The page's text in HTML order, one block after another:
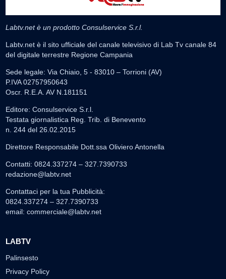
Labtv.net è un prodotto Consulservice S.r.l.
Labtv.net è il sito ufficiale del canale televisivo di Lab Tv canale 84
del digitale terrestre Regione Campania
Sede legale: Via Chiaio, 5 - 83010 – Torrioni (AV)
P.IVA 02757950643
Oscr. R.E.A. AV N.181151
Editore: Consulservice S.r.l.
Testata giornalistica Reg. Trib. di Benevento
n. 244 del 26.02.2015
Direttore Responsabile Dott.ssa Oliviero Antonella
Contatti: 0824.337274 – 327.7390733
redazione@labtv.net
Contattaci per la tua Pubblicità:
0824.337274 – 327.7390733
email: commerciale@labtv.net
LABTV
Palinsesto
Privacy Policy